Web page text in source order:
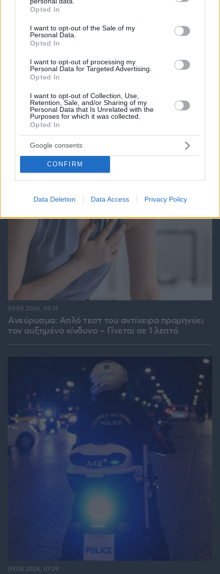
grant or deny consent to Google and its third-party tags to
use your data for below specified purposes in below Google
consent section.
Opted In
I want to opt-out of the Sale of my
Personal Data.
Opted In
I want to opt-out of processing my
Personal Data for Targeted Advertising.
Opted In
I want to opt-out of Collection, Use,
Retention, Sale, and/or Sharing of my
Personal Data that Is Unrelated with the
Purposes for which it was collected.
Opted In
Google consents
CONFIRM
Data Deletion Data Access Privacy Policy
Cut The Rope
ΔΕΙΤΕ ΟΛΑ ΤΑ GAMES
Best of Network
Ανεύρυσμα: Απλό τεστ του αντίχειρα προμηνύει
τον αυξημένο κίνδυνο – Γίνεται σε 1 λεπτό
09.08.2026, 09:31
09.08.2026, 07:29